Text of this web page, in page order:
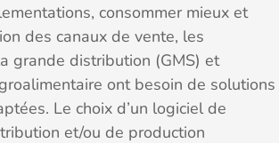
consommer mieux et
des canaux de vente, les
grande distribution (GMS) et
ont besoin de solutions
Le choix d’un logiciel de
et/ou de production